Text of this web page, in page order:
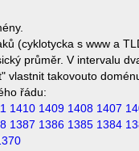
(cyklotycka s www a
průměr. V intervalu
vlastnit takovouto
řádu:
1410 1409 1408 1407
1387 1386 1385 1384